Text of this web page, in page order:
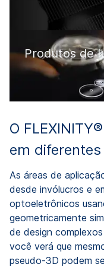
Produtos de
O
em
As áreas de
desde invólucros e
optoeletrônicos
geometricamente
de design
você verá que
pseudo-3D podem